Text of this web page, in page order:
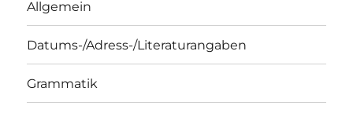
Allgemein
Datums-/Adress-/Literaturangaben
Grammatik